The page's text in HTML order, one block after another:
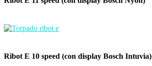
Ribot E 10 speed (con display Bosch Intuvia)